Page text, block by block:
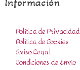
Política de Privacidad
Política de Cookies
Aviso Legal
Condiciones de Envío